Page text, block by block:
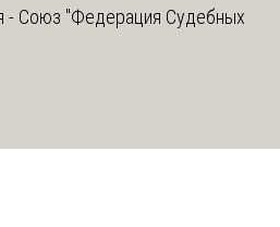
- Союз "Федерация Судебных